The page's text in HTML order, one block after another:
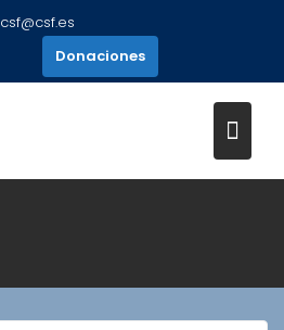
csf@csf.es
Donaciones